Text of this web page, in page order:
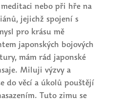
nebo při hře na
jejichž spojení s
pro krásu mě
japonských bojových
mám rád japonské
Miluji výzvy a
do věcí a úkolů pouštějí
Tuto zimu se